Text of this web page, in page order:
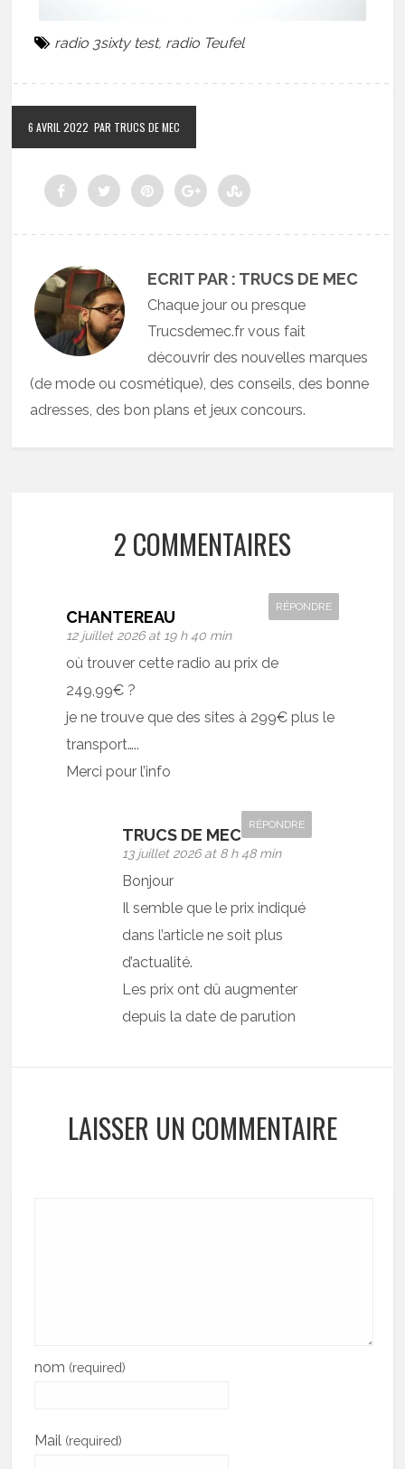
radio 3sixty test, radio Teufel
6 AVRIL 2022 PAR TRUCS DE MEC
ECRIT PAR : TRUCS DE MEC
Chaque jour ou presque
Trucsdemec.fr vous fait
découvrir des nouvelles marques
(de mode ou cosmétique), des conseils, des bonne
adresses, des bon plans et jeux concours.
2 COMMENTAIRES
CHANTEREAU
12 juillet 2026 at 19 h 40 min
RÉPONDRE
où trouver cette radio au prix de
249,99€ ?
je ne trouve que des sites à 299€ plus le
transport…..
Merci pour l’info
TRUCS DE MEC
13 juillet 2026 at 8 h 48 min
RÉPONDRE
Bonjour
Il semble que le prix indiqué
dans l’article ne soit plus
d’actualité.
Les prix ont dû augmenter
depuis la date de parution
LAISSER UN COMMENTAIRE
nom (required)
Mail (required)